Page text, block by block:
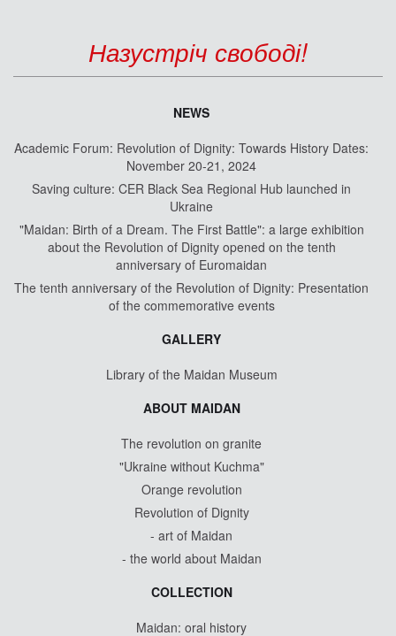
Назустріч свободі!
NEWS
Academic Forum: Revolution of Dignity: Towards History Dates:
November 20-21, 2024
Saving culture: CER Black Sea Regional Hub launched in
Ukraine
"Maidan: Birth of a Dream. The First Battle": a large exhibition
about the Revolution of Dignity opened on the tenth
anniversary of Euromaidan
The tenth anniversary of the Revolution of Dignity: Presentation
of the commemorative events
GALLERY
Library of the Maidan Museum
ABOUT MAIDAN
The revolution on granite
"Ukraine without Kuchma"
Orange revolution
Revolution of Dignity
- art of Maidan
- the world about Maidan
COLLECTION
Maidan: oral history